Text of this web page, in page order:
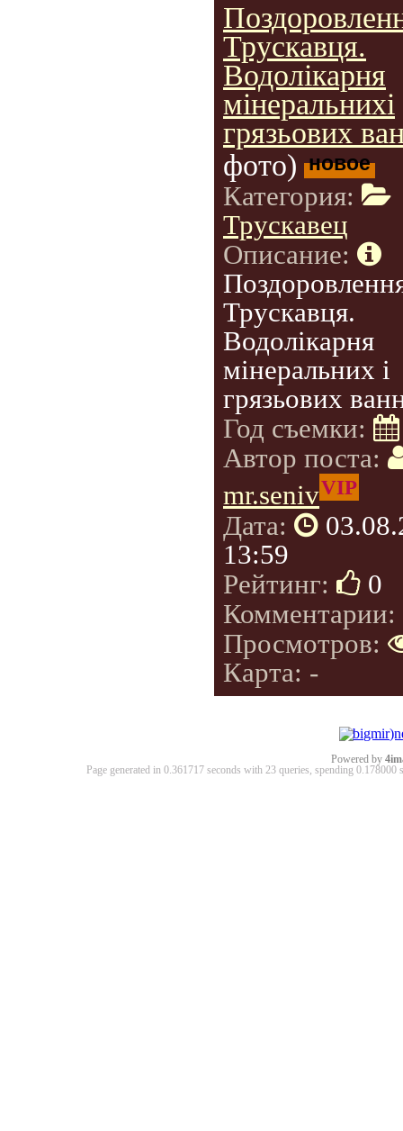
Трускавця.
Водолікарня
мінеральнихі
грязьових
фото) новое
Категория:
Трускавец
Описание:
Трускавця.
Водолікарня
мінеральних і
грязьових
Год съемки:
Автор поста:
mr.senivVIP
Дата:
13:59
Рейтинг:
0
Комментарии:
Просмотров:
Карта: -
Powered by
Page generated in 0.361717 seconds with 23 queries, spending